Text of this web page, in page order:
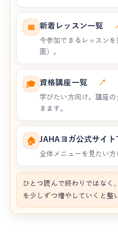
📅 新着レッスン一覧
今参加できるレッスン
面）。
🎓 資格講座一覧 ↗
学びたい方向け。講座
きます。
🏠 JAHAヨガ公式サイ
全体メニューを見たい方
ひとつ読んで終わりではなく
を少しずつ増やしていくと整